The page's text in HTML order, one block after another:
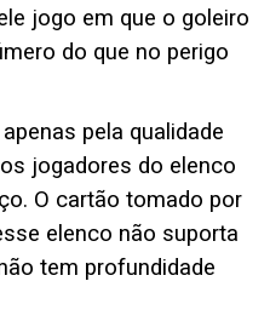
jogo em que o goleiro
do que no perigo
pela qualidade
jogadores do elenco
O cartão tomado por
elenco não suporta
tem profundidade